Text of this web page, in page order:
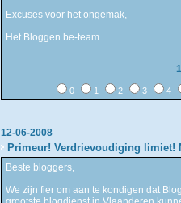
Excuses voor het ongemak,
Het Bloggen.be-team
0 1 2 3 4
12-06-2008
Primeur! Verdrievoudiging limiet!
Beste bloggers,
We zijn fier om aan te kondigen dat